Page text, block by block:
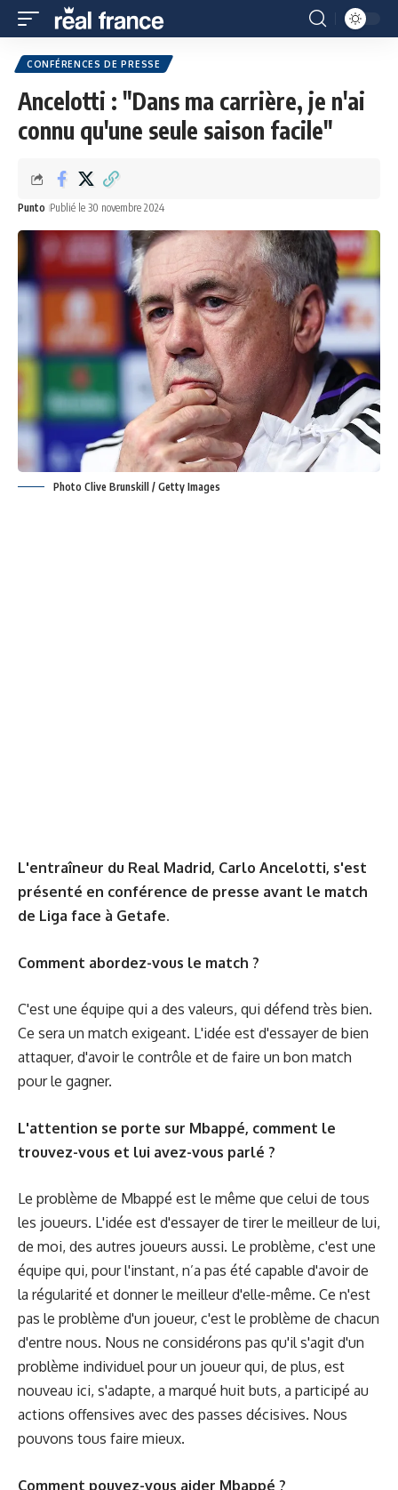
CONFÉRENCES DE PRESSE
Ancelotti : "Dans ma carrière, je n'ai
connu qu'une seule saison facile"
Punto Publié le 30 novembre 2024
Photo Clive Brunskill / Getty Images
L'entraîneur du Real Madrid, Carlo Ancelotti, s'est
présenté en conférence de presse avant le match
de Liga face à Getafe.
Comment abordez-vous le match ?
C'est une équipe qui a des valeurs, qui défend très bien.
Ce sera un match exigeant. L'idée est d'essayer de bien
attaquer, d'avoir le contrôle et de faire un bon match
pour le gagner.
L'attention se porte sur Mbappé, comment le
trouvez-vous et lui avez-vous parlé ?
Le problème de Mbappé est le même que celui de tous
les joueurs. L'idée est d'essayer de tirer le meilleur de lui,
de moi, des autres joueurs aussi. Le problème, c'est une
équipe qui, pour l'instant, n’a pas été capable d'avoir de
la régularité et donner le meilleur d'elle-même. Ce n'est
pas le problème d'un joueur, c'est le problème de chacun
d'entre nous. Nous ne considérons pas qu'il s'agit d'un
problème individuel pour un joueur qui, de plus, est
nouveau ici, s'adapte, a marqué huit buts, a participé au
actions offensives avec des passes décisives. Nous
pouvons tous faire mieux.
Comment pouvez-vous aider Mbappé ?